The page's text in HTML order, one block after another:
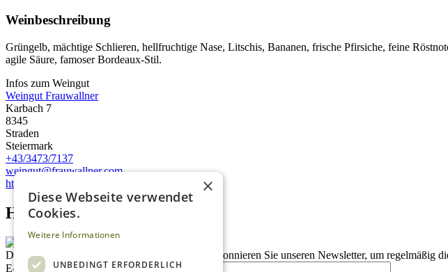
Weinbeschreibung
Grüngelb, mächtige Schlieren, hellfruchtige Nase, Litschis, Bananen, frische Pfirsiche, feine
agile Säure, famoser Bordeaux-Stil.
Infos zum Weingut
Weingut Frauwallner
Karbach 7
8345
Straden
Steiermark
+43/3473/7137
weingut@frauwallner.com
http://www.frauwallner.com
Homepage advert block
Description
Abonnieren Sie unseren Newsletter, um regelmäßig
E-Mail
×
Diese Webseite verwendet
Cookies.
Weitere Informationen
UNBEDINGT ERFORDERLICH